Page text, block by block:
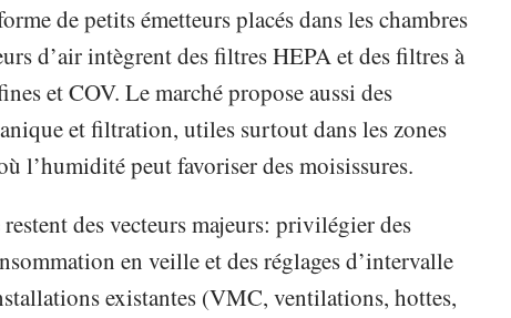
de petits émetteurs placés dans les chambres
d’air intègrent des filtres HEPA et des filtres à
et COV. Le marché propose aussi des
et filtration, utiles surtout dans les zones
l’humidité peut favoriser des moisissures.
des vecteurs majeurs: privilégier des
en veille et des réglages d’intervalle
existantes (VMC, ventilations, hottes,